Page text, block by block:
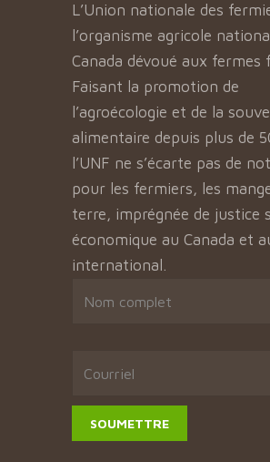
L’Union nationale des
l’organisme agricole
Canada dévoué aux fermes
Faisant la promotion de
l’agroécologie et de la
alimentaire depuis plus de
l’UNF ne s’écarte pas de
pour les fermiers, les
terre, imprégnée de justice
économique au Canada et
international.